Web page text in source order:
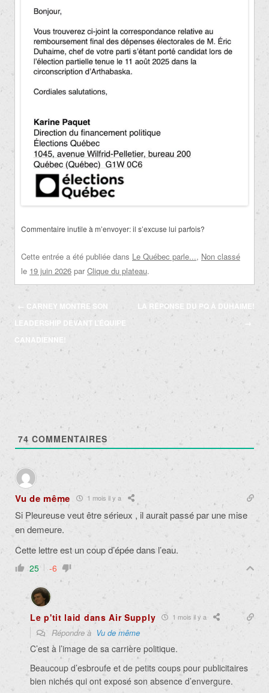
Commentaire inutile à m’envoyer: il s’excuse lui parfois?
Cette entrée a été publiée dans Le Québec parle..., Non classé
le 19 juin 2026 par Clique du plateau.
Navigation
des
articles
←
CARNEY MONTRE SON
LEADERSHIP DEVANT L’ÉQUIPE
CANADIENNE!
LA RÉPONSE DU PQ À DUHAIME!
→
74 COMMENTAIRES
Vu de même 1 mois il y a
Si Pleureuse veut être sérieux , il aurait passé par une mise
en demeure.
Cette lettre est un coup d’épée dans l’eau.
25 -6
Le p'tit laid dans Air Supply 1 mois il y a
Répondre à Vu de même
C’est à l’image de sa carrière politique.
Beaucoup d’esbroufe et de petits coups pour publicitaires
bien nichés qui ont exposé son absence d’envergure.